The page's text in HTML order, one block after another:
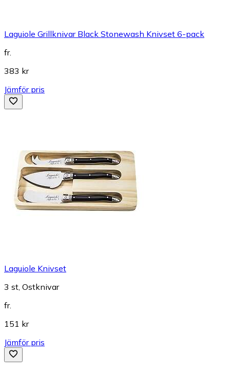
Laguiole Grillknivar Black Stonewash Knivset 6-pack
fr.
383 kr
Jämför pris
Laguiole Knivset
3 st, Ostknivar
fr.
151 kr
Jämför pris